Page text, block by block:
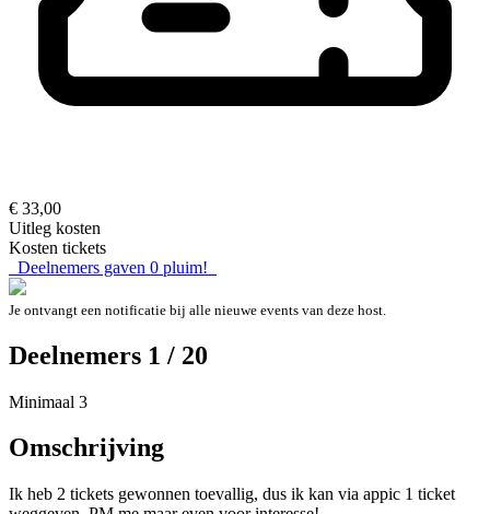
€ 33,00
Uitleg kosten
Kosten tickets
Deelnemers gaven 0 pluim!
Je ontvangt een notificatie bij alle nieuwe events van deze host.
Deelnemers 1 / 20
Minimaal 3
Omschrijving
Ik heb 2 tickets gewonnen toevallig, dus ik kan via appic 1 ticket